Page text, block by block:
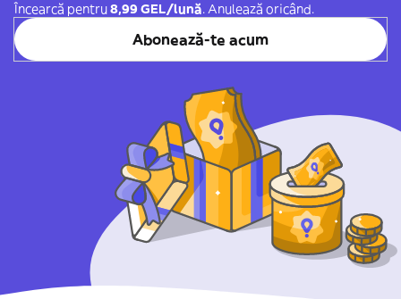
Încearcă pentru8,99 GEL/lună. Anulează oricând.
Abonează-te acum